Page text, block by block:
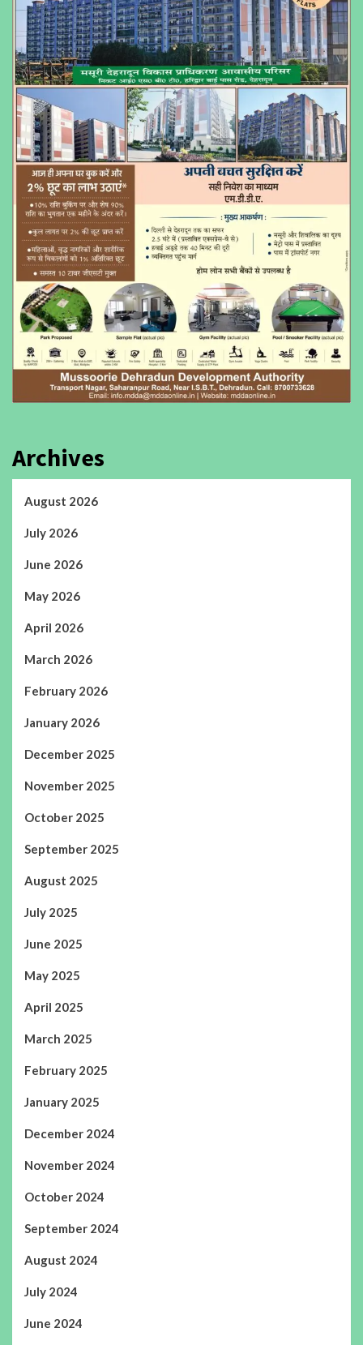
Archives
August 2026
July 2026
June 2026
May 2026
April 2026
March 2026
February 2026
January 2026
December 2025
November 2025
October 2025
September 2025
August 2025
July 2025
June 2025
May 2025
April 2025
March 2025
February 2025
January 2025
December 2024
November 2024
October 2024
September 2024
August 2024
July 2024
June 2024